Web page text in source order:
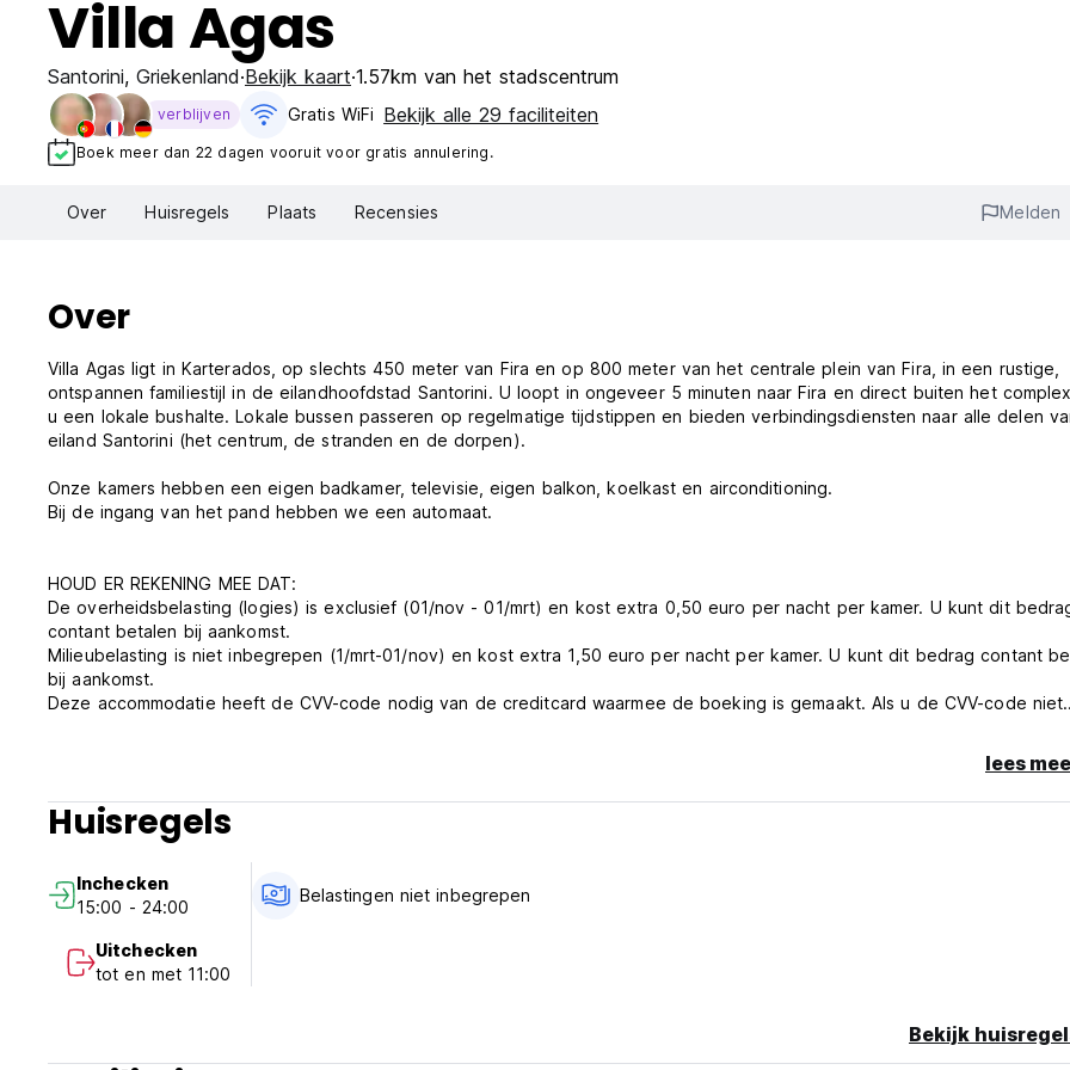
Villa Agas
Santorini, Griekenland Bekijk kaart 1.57km van het stadscentrum
verblijven Gratis WiFi Bekijk alle 29 faciliteiten
Boek meer dan 22 dagen vooruit voor gratis annulering.
Over Huisregels Plaats Recensies Melden
Over
Villa Agas ligt in Karterados, op slechts 450 meter van Fira en op 800 meter van het centrale plein van Fira, in een rustige,
ontspannen familiestijl in de eilandhoofdstad Santorini. U loopt in ongeveer 5 minuten naar Fira en direct buiten het
u een lokale bushalte. Lokale bussen passeren op regelmatige tijdstippen en bieden verbindingsdiensten naar alle delen
eiland Santorini (het centrum, de stranden en de dorpen).
Onze kamers hebben een eigen badkamer, televisie, eigen balkon, koelkast en airconditioning.
Bij de ingang van het pand hebben we een automaat.
HOUD ER REKENING MEE DAT:
De overheidsbelasting (logies) is exclusief (01/nov - 01/mrt) en kost extra 0,50 euro per nacht per kamer. U kunt dit
contant betalen bij aankomst.
Milieubelasting is niet inbegrepen (1/mrt-01/nov) en kost extra 1,50 euro per nacht per kamer. U kunt dit bedrag contant
bij aankomst.
Deze accommodatie heeft de CVV-code nodig van de creditcard waarmee de boeking is gemaakt. Als u de CVV-code niet
15:00 - 23:59 uur
Uitchecken:
08:00 - 11:00 uur
De gemeenschappelijke ruimtes van de faciliteit (zwembad, receptie, zitplaatsen)
zijn alleen in de zomer toegankelijk.
Houd er rekening mee dat het zwembad geopend is van 1 mei tot en met 31 oktober. Houd er rekening mee dat de
ruimtes van de accommodatie (waaronder het zwembad en de receptie) alleen tijdens de zomermaanden geopend zijn.
Covid-19 is het zwembad dagelijks geopend van 09:00 tot 20:00 uur.
In onze kamers is geen extra bed beschikbaar.
lees
Huisregels
Inchecken
15:00 - 24:00
Uitchecken
tot en met 11:00
Belastingen niet inbegrepen
Bekijk